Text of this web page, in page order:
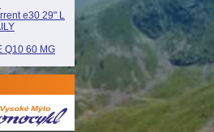
e30 29" L
Q10 60 MG